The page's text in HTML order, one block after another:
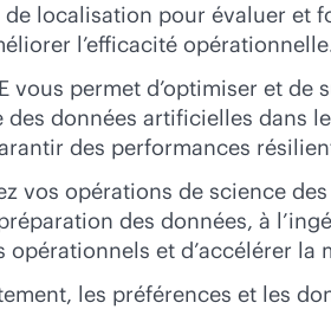
localisation pour évaluer
l’efficacité
vous permet d’optimiser et
données artificielles dans
des performances
vos opérations de science
des données, à
et d’accélérer
les préférences et les